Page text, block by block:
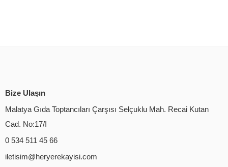
Bize Ulaşın
Malatya Gıda Toptancıları Çarşısı Selçuklu Mah. Recai Kutan
Cad. No:17/I
0 534 511 45 66
iletisim@heryerekayisi.com